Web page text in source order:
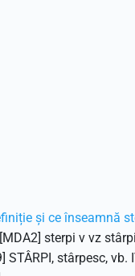
și ce înseamnă
sterpi v vz
STÂRPI, stârpesc, vb.